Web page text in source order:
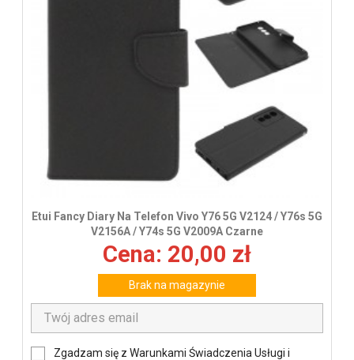
Etui Fancy Diary Na Telefon Vivo Y76 5G V2124 / Y76s 5G
V2156A / Y74s 5G V2009A Czarne
Cena: 20,00 zł
Brak na magazynie
Zgadzam się z Warunkami Świadczenia Usługi i